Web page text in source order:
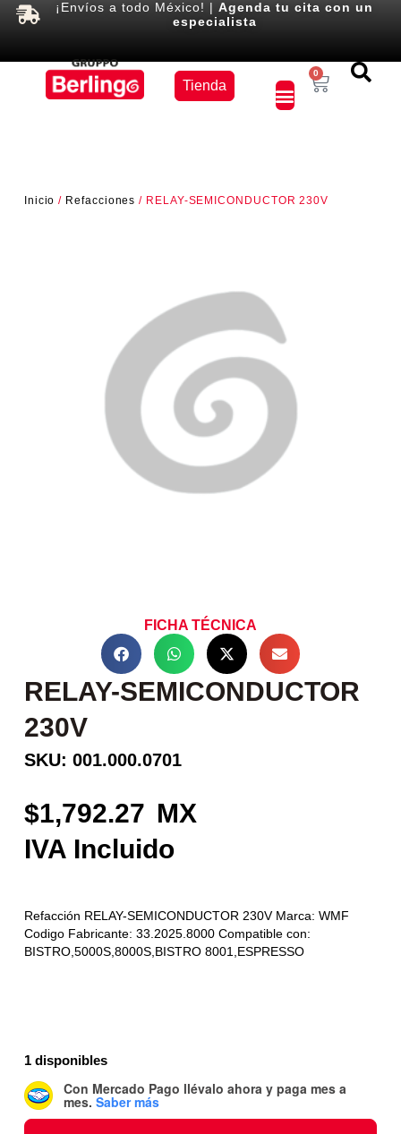
¡Envíos a todo México! |Agenda tu cita con un
especialista
Tienda
0
Inicio / Refacciones / RELAY-SEMICONDUCTOR 230V
FICHA TÉCNICA
RELAY-SEMICONDUCTOR
230V
SKU: 001.000.0701
1,792.27
Refacción RELAY-SEMICONDUCTOR 230V Marca: WMF
Codigo Fabricante: 33.2025.8000 Compatible con:
BISTRO,5000S,8000S,BISTRO 8001,ESPRESSO
1 disponibles
Con Mercado Pago llévalo ahora y paga mes a
mes. Saber más